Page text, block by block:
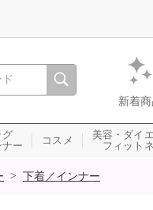
を。通販・テレビショッピングのショップ
新着商
グ
ー
コスメ
美容・ダイ
フィット
> 下着／インナー